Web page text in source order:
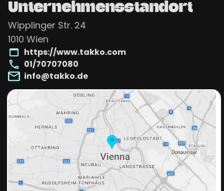
Unternehmensstandort
Wipplinger Str. 24
1010 Wien
https://www.takko.com
01/70707080
info@takko.de